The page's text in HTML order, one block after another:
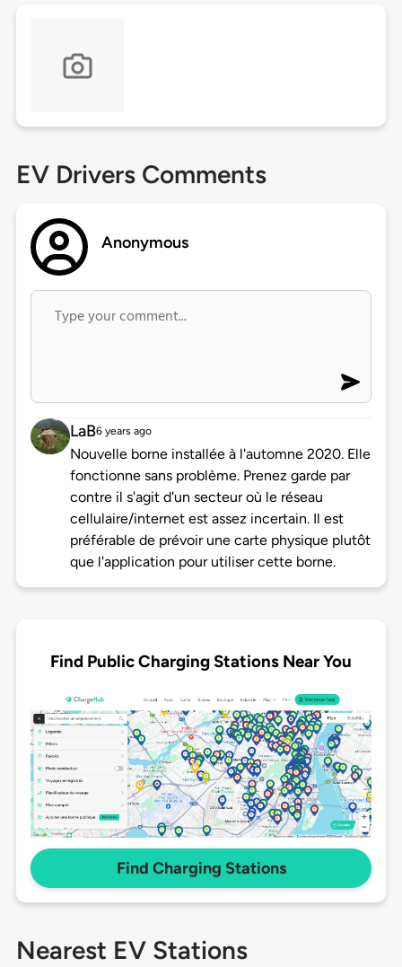
EV Drivers Comments
Anonymous
LaB6 years ago
Nouvelle borne installée à l'automne 2020. Elle
fonctionne sans problème. Prenez garde par
contre il s'agit d'un secteur où le réseau
cellulaire/internet est assez incertain. Il est
préférable de prévoir une carte physique plutôt
que l'application pour utiliser cette borne.
Find Public Charging Stations Near You
Find Charging Stations
Nearest EV Stations